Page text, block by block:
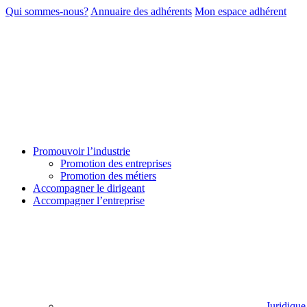
Qui sommes-nous? Annuaire des adhérents Mon espace adhérent
Promouvoir l’industrie
Promotion des entreprises
Promotion des métiers
Accompagner le dirigeant
Accompagner l’entreprise